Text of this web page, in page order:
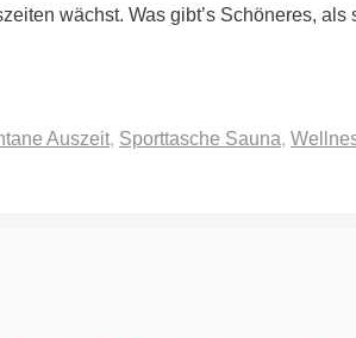
wächst. Was gibt’s Schöneres,
Auszeit, Sporttasche Sauna,